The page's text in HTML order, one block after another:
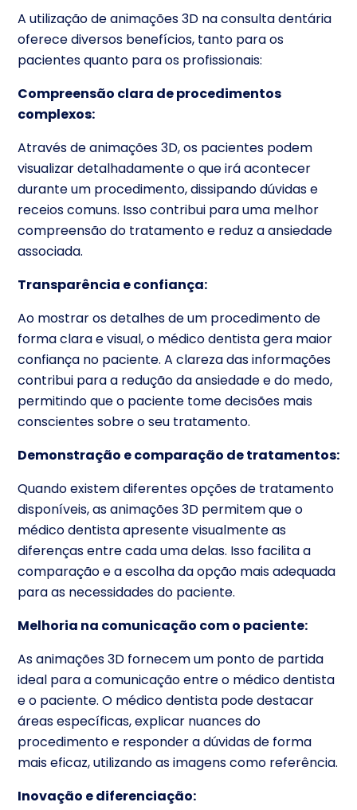
A utilização de animações 3D na consulta dentária
oferece diversos benefícios, tanto para os
pacientes quanto para os profissionais:
Compreensão clara de procedimentos
complexos:
Através de animações 3D, os pacientes podem
visualizar detalhadamente o que irá acontecer
durante um procedimento, dissipando dúvidas e
receios comuns. Isso contribui para uma melhor
compreensão do tratamento e reduz a ansiedade
associada.
Transparência e confiança:
Ao mostrar os detalhes de um procedimento de
forma clara e visual, o médico dentista gera maior
confiança no paciente. A clareza das informações
contribui para a redução da ansiedade e do medo,
permitindo que o paciente tome decisões mais
conscientes sobre o seu tratamento.
Demonstração e comparação de tratamentos:
Quando existem diferentes opções de tratamento
disponíveis, as animações 3D permitem que o
médico dentista apresente visualmente as
diferenças entre cada uma delas. Isso facilita a
comparação e a escolha da opção mais adequada
para as necessidades do paciente.
Melhoria na comunicação com o paciente:
As animações 3D fornecem um ponto de partida
ideal para a comunicação entre o médico dentista
e o paciente. O médico dentista pode destacar
áreas específicas, explicar nuances do
procedimento e responder a dúvidas de forma
mais eficaz, utilizando as imagens como referência.
Inovação e diferenciação: